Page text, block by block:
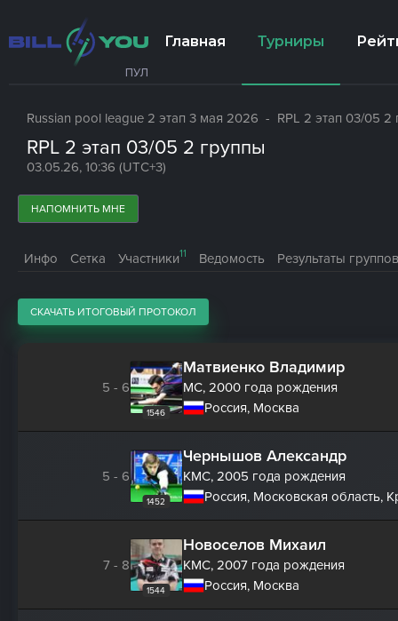
ПУЛ
Главная Турниры
Russian pool league 2 этап 3 мая 2026 - RPL 2 этап 03/05 2
RPL 2 этап 03/05 2 группы
03.05.26, 10:36 (UTC+3)
НАПОМНИТЬ МНЕ
Инфо Сетка Участники11 Ведомость Результаты
СКАЧАТЬ ИТОГОВЫЙ ПРОТОКОЛ
5 - 6
1546
Матвиенко Владимир
МС, 2000 года рождения
Россия, Москва
5 - 6
1452
Чернышов Александр
КМС, 2005 года рождения
Россия, Московская область,
7 - 8
1544
Новоселов Михаил
КМС, 2007 года рождения
Россия, Москва